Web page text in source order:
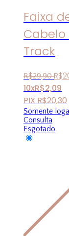
Faixa
Cabelo
Track
R$29,90 R$
10xR$2,09
PIX R$20,30
Somente
Consulta
Esgotado